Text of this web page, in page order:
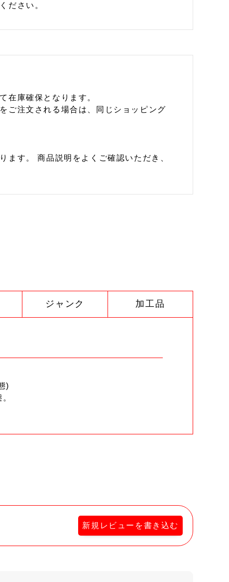
ださい。
在庫確保となります。
ご注文される場合は、同じショッピング
ます。 商品説明をよくご確認いただき、
ジャンク 加工品
)
新規レビューを書き込む